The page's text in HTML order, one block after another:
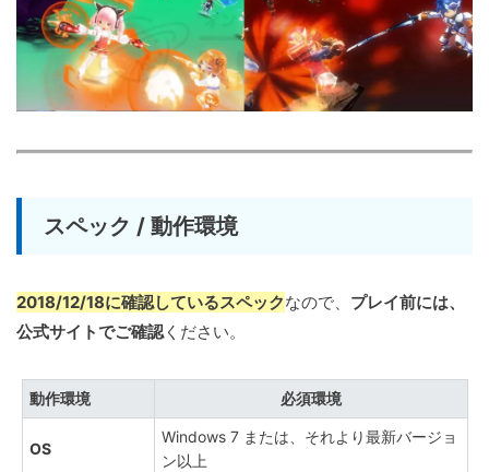
スペック / 動作環境
2018/12/18に確認しているスペックなので、 プレイ前には、
公式サイトでご確認ください。
動作環境 必須環境
OS
Windows 7 または、それより最新バージョ
ン以上